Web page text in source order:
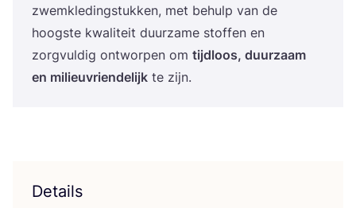
zwem­kle­ding­stuk­ken, met behulp van de
hoog­ste kwa­li­teit duur­za­me stof­fen en
zorg­vul­dig ont­wor­pen om tijd­loos, duur­zaam
en mili­eu­vrien­de­lijk te zijn.
Details